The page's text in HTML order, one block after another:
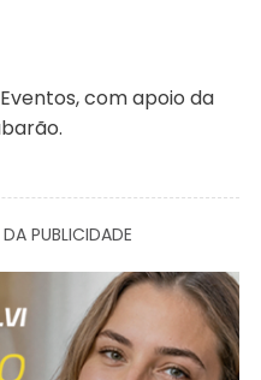
com apoio da
PUBLICIDADE